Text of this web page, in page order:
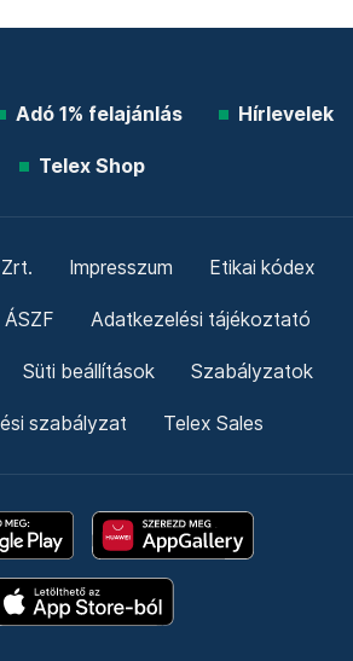
Adó 1% felajánlás Hírlevelek
Telex Shop
Impresszum Etikai kódex
ÁSZF Adatkezelési tájékoztató
Süti beállítások Szabályzatok
szabályzat Telex Sales